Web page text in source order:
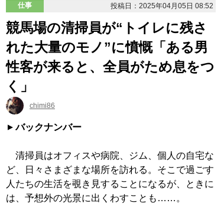
仕事 投稿日：2025年04月05日 08:52
競馬場の清掃員が“トイレに残さ
れた大量のモノ”に憤慨「ある男
性客が来ると、全員がため息をつ
く」
chimi86
バックナンバー
清掃員はオフィスや病院、ジム、個人の自宅な
ど、日々さまざまな場所を訪れる。そこで過ごす
人たちの生活を覗き見することになるが、ときに
は、予想外の光景に出くわすことも……。